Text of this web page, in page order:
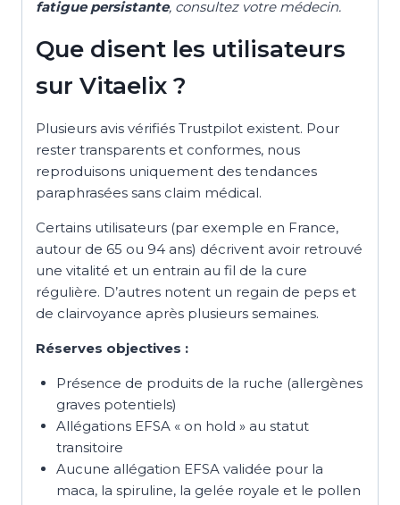
fatigue persistante, consultez votre médecin.
Que disent les utilisateurs
sur Vitaelix ?
Plusieurs avis vérifiés Trustpilot existent. Pour
rester transparents et conformes, nous
reproduisons uniquement des tendances
paraphrasées sans claim médical.
Certains utilisateurs (par exemple en France,
autour de 65 ou 94 ans) décrivent avoir retrouvé
une vitalité et un entrain au fil de la cure
régulière. D’autres notent un regain de peps et
de clairvoyance après plusieurs semaines.
Réserves objectives :
Présence de produits de la ruche (allergènes
graves potentiels)
Allégations EFSA « on hold » au statut
transitoire
Aucune allégation EFSA validée pour la
maca, la spiruline, la gelée royale et le pollen